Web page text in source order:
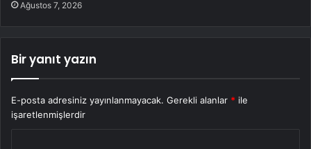
Ağustos 7, 2026
Bir yanıt yazın
E-posta adresiniz yayınlanmayacak. Gerekli alanlar * ile
işaretlenmişlerdir